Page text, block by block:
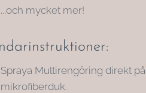
...och mycket mer!
Spraya Multirengöring direkt
mikrofiberduk.